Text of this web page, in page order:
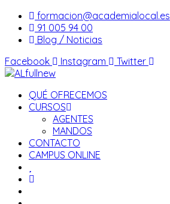
Saltar
contenido
formacion@academialocal.es
91 005 94 00
Blog / Noticias
Facebook
Instagram Twitter
QUÉ OFRECEMOS
CURSOS
AGENTES
MANDOS
CONTACTO
CAMPUS ONLINE